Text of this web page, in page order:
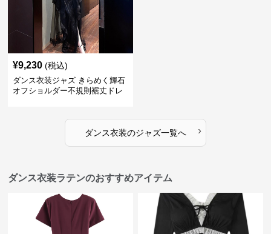
¥9,230 (税込)
ダンス衣装ジャズ きらめく輝石
オフショルダー不規則裾丈ドレ
ダンス衣装のジャズ一覧へ ›
ダンス衣装ラテンのおすすめアイテム